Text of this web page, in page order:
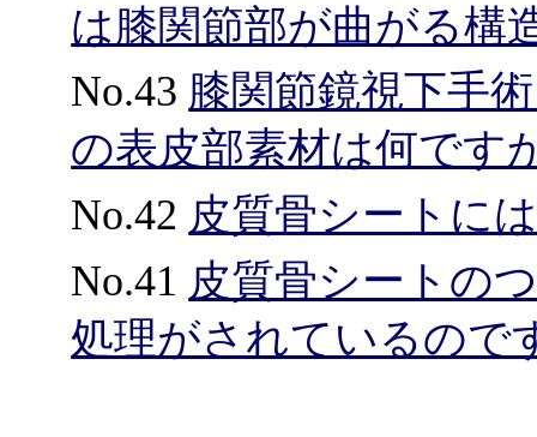
は膝関節部が曲がる構
No.43 膝関節鏡視下手
の表皮部素材は何です
No.42 皮質骨シートに
No.41 皮質骨シートの
処理がされているので